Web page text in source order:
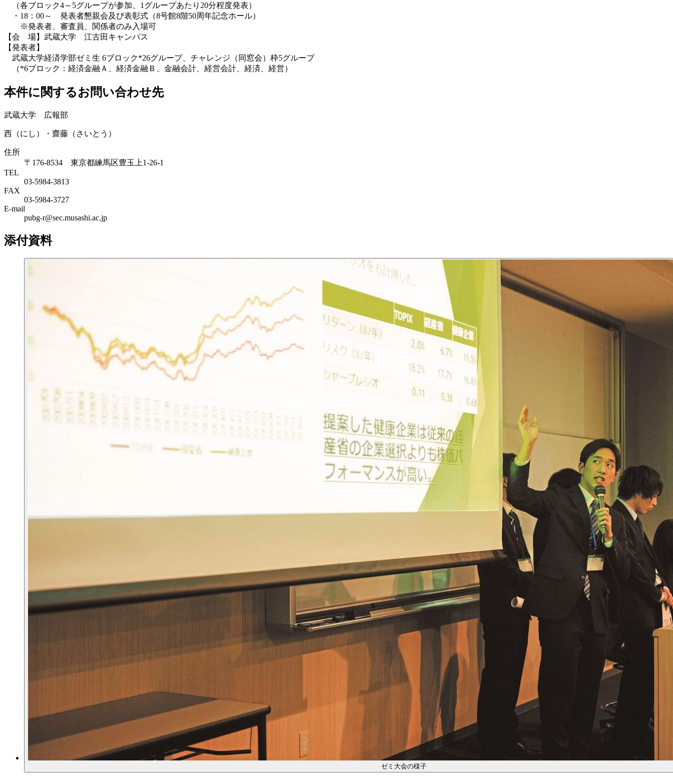
（各ブロック4～5グループが参加、1グループあたり20分程度発表）
・18：00～ 発表者懇親会及び表彰式（8号館8階50周年記念ホール）
※発表者、審査員、関係者のみ入場可
【会 場】武蔵大学 江古田キャンパス
【発表者】
武蔵大学経済学部ゼミ生 6ブロック*26グループ、チャレンジ（同窓会）枠5グループ
（*6ブロック：経済金融Ａ、経済金融Ｂ、金融会計、経営会計、経済、経営）
本件に関するお問い合わせ先
武蔵大学 広報部
西（にし）・齋藤（さいとう）
住所
〒176-8534 東京都練馬区豊玉上1-26-1
TEL
03-5984-3813
FAX
03-5984-3727
E-mail
pubg-r@sec.musashi.ac.jp
添付資料
ゼミ大会の様子